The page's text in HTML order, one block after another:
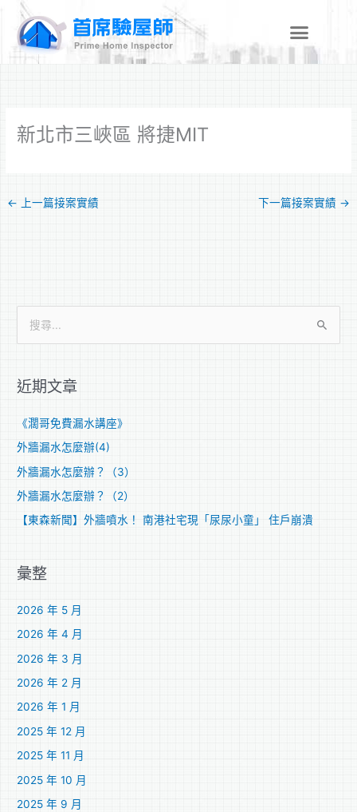
新北市三峽區 將捷MIT
← 上一篇接案實績 下一篇接案實績 →
鍵
近期文章
《濶哥免費漏水講座》
外牆漏水怎麼辦(4)
外牆漏水怎麼辦？（3）
外牆漏水怎麼辦？（2）
【東森新聞】外牆噴水！ 南港社宅現「尿尿小童」 住戶崩潰
彙整
2026 年 5 月
2026 年 4 月
2026 年 3 月
2026 年 2 月
2026 年 1 月
2025 年 12 月
2025 年 11 月
2025 年 10 月
2025 年 9 月